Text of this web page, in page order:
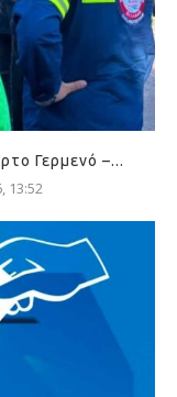
Γερμενό –...
13:52